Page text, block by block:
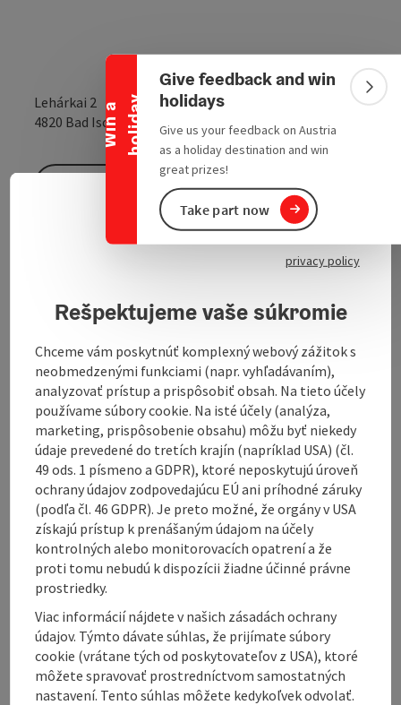
W
i
n
a
h
o
l
i
d
a y
Collapse banner
Give feedback and win
holidays
Give us your feedback on Austria
as a holiday destination and win
great prizes!
Take part now
Lehárkai 2
4820 Bad Ischl open in
mobilshop
Contact
Opening hours
Arrival
Accessibility
To the website
privacy policy
Rešpektujeme vaše súkromie
Chceme vám poskytnúť komplexný webový zážitok s
neobmedzenými funkciami (napr. vyhľadávaním),
analyzovať prístup a prispôsobiť obsah. Na tieto účely
používame súbory cookie. Na isté účely (analýza,
marketing, prispôsobenie obsahu) môžu byť niekedy
údaje prevedené do tretích krajín (napríklad USA) (čl.
49 ods. 1 písmeno a GDPR), ktoré neposkytujú úroveň
ochrany údajov zodpovedajúcu EÚ ani príhodné záruky
(podľa čl. 46 GDPR). Je preto možné, že orgány v USA
získajú prístup k prenášaným údajom na účely
kontrolných alebo monitorovacích opatrení a že
proti tomu nebudú k dispozícii žiadne účinné právne
prostriedky.
Viac informácií nájdete v našich zásadách ochrany
údajov. Týmto dávate súhlas, že prijímate súbory
cookie (vrátane tých od poskytovateľov z USA), ktoré
môžete spravovať prostredníctvom samostatných
nastavení. Tento súhlas môžete kedykoľvek odvolať.